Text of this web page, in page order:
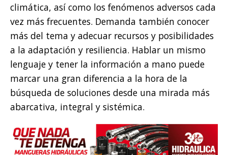
climática, así como los fenómenos adversos cada
vez más frecuentes. Demanda también conocer
más del tema y adecuar recursos y posibilidades
a la adaptación y resiliencia. Hablar un mismo
lenguaje y tener la información a mano puede
marcar una gran diferencia a la hora de la
búsqueda de soluciones desde una mirada más
abarcativa, integral y sistémica.